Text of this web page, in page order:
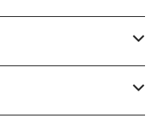
ー・皿ワッシャーなど